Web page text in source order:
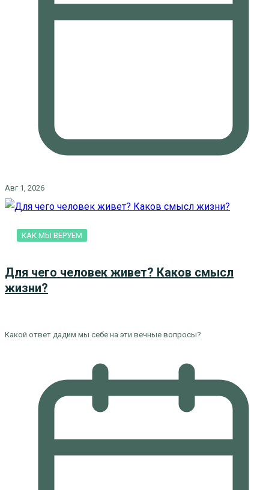
Авг 1, 2026
КАК МЫ ВЕРУЕМ
Для чего человек живет? Каков смысл
жизни?
Какой ответ дадим мы себе на эти вечные вопросы?